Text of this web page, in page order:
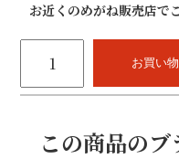
お近くのめがね販売店で
tsetse
2209(跳
ね
お買い
この商品のブ